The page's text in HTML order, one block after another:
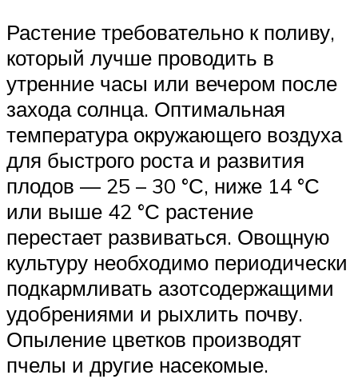
Растение требовательно к поливу,
который лучше проводить в
утренние часы или вечером после
захода солнца. Оптимальная
температура окружающего воздуха
для быстрого роста и развития
плодов — 25 – 30 °С, ниже 14 °С
или выше 42 °С растение
перестает развиваться. Овощную
культуру необходимо периодически
подкармливать азотсодержащими
удобрениями и рыхлить почву.
Опыление цветков производят
пчелы и другие насекомые.